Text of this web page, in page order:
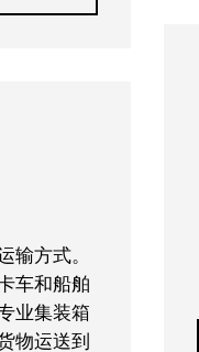
输方式。
车和船舶
业集装箱
物运送到